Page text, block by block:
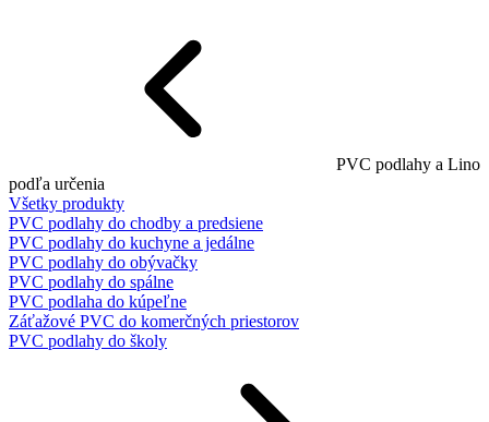
PVC podlahy a Lino
podľa určenia
Všetky produkty
PVC podlahy do chodby a predsiene
PVC podlahy do kuchyne a jedálne
PVC podlahy do obývačky
PVC podlahy do spálne
PVC podlaha do kúpeľne
Záťažové PVC do komerčných priestorov
PVC podlahy do školy